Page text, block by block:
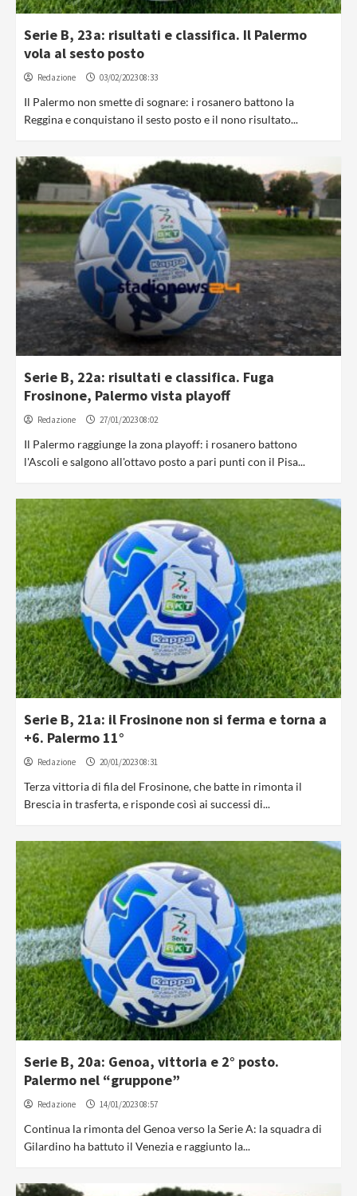
Serie B, 23a: risultati e classifica. Il Palermo
vola al sesto posto
Redazione 03/02/2023 08:33
Il Palermo non smette di sognare: i rosanero battono la
Reggina e conquistano il sesto posto e il nono risultato...
Serie B, 22a: risultati e classifica. Fuga
Frosinone, Palermo vista playoff
Redazione 27/01/2023 08:02
Il Palermo raggiunge la zona playoff: i rosanero battono
l'Ascoli e salgono all'ottavo posto a pari punti con il Pisa...
Serie B, 21a: il Frosinone non si ferma e torna a
+6. Palermo 11°
Redazione 20/01/2023 08:31
Terza vittoria di fila del Frosinone, che batte in rimonta il
Brescia in trasferta, e risponde così ai successi di...
Serie B, 20a: Genoa, vittoria e 2° posto.
Palermo nel “gruppone”
Redazione 14/01/2023 08:57
Continua la rimonta del Genoa verso la Serie A: la squadra di
Gilardino ha battuto il Venezia e raggiunto la...